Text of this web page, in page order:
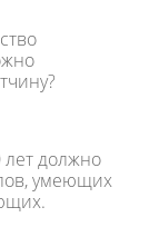
лет должно
умеющих